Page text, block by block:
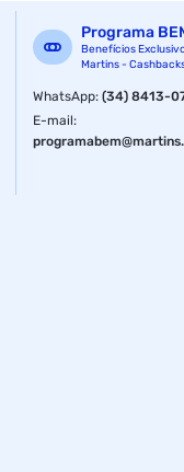
Programa
Benefícios
Martins -
WhatsApp:(34) 8413-
E-mail: